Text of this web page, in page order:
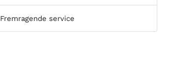
Fremragende service